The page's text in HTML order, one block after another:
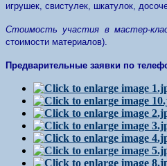
игрушек, свистулек, шкатулок,
Стоимость участия в мастер-
стоимости материалов).
Предварительные заявки по